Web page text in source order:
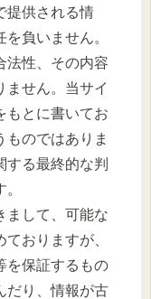
提供される情
負いません。
法性、その内容
ません。当サイ
もとに書いてお
ものではありま
する最終的な判
まして、可能な
おりますが、
を保証するもの
だり、情報が古